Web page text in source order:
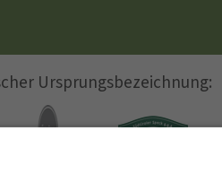
Ursprungsbezeichnung: